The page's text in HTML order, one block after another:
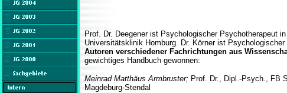
Prof. Dr. Deegener ist Psychologischer Psychotherapeut
Universitätsklinik Homburg. Dr. Körner ist
Autoren verschiedener Fachrichtungen aus
gewichtiges Handbuch gewonnen:
Meinrad Matthäus Armbruster; Prof. Dr., Dipl.-Psych., FB
Magdeburg-Stendal